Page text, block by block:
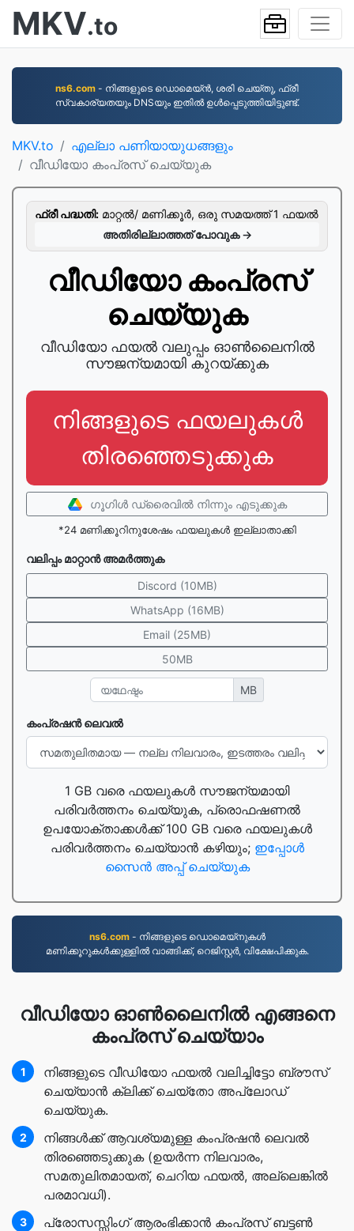
MKV.to
ns6.com - നിങ്ങളുടെ ഡൊമെയ്ൻ, ശരി ചെയ്തു, ഫ്രീ
സ്വകാര്യതയും DNSയും ഇതിൽ ഉൾപ്പെടുത്തിയിട്ടുണ്ട്.
MKV.to
എല്ലാ പണിയായുധങ്ങളും
വീഡിയോ കംപ്രസ് ചെയ്യുക
ഫ്രീ പദ്ധതി: മാറ്റല്‍/ മണിക്കൂര്‍, ഒരു സമയത്ത് 1 ഫയല്‍
അതിരില്ലാത്തത് പോവുക →
വീഡിയോ കംപ്രസ്
ചെയ്യുക
വീഡിയോ ഫയൽ വലുപ്പം ഓൺലൈനിൽ
സൗജന്യമായി കുറയ്ക്കുക
നിങ്ങളുടെ ഫയലുകൾ
തിരഞ്ഞെടുക്കുക
ഗൂഗിള്‍ ഡ്രൈവില്‍ നിന്നും എടുക്കുക
*24 മണിക്കൂറിനുശേഷം ഫയലുകൾ ഇല്ലാതാക്കി
വലിപ്പം മാറ്റാന്‍ അമര്‍ത്തുക
Discord (10MB)
WhatsApp (16MB)
Email (25MB)
50MB
MB
കംപ്രഷൻ ലെവൽ
1 GB വരെ ഫയലുകൾ സൗജന്യമായി
പരിവർത്തനം ചെയ്യുക, പ്രൊഫഷണൽ
ഉപയോക്താക്കൾക്ക് 100 GB വരെ ഫയലുകൾ
പരിവർത്തനം ചെയ്യാൻ കഴിയും; ഇപ്പോൾ
സൈൻ അപ്പ് ചെയ്യുക
ns6.com- നിങ്ങളുടെ ഡൊമെയ്നുകൾ
മണിക്കൂറുകൾക്കുള്ളിൽ വാങ്ങിക്ക്, റെജിസ്റ്റർ, വിക്ഷേപിക്കുക.
വീഡിയോ ഓൺലൈനിൽ എങ്ങനെ
കംപ്രസ് ചെയ്യാം
1
നിങ്ങളുടെ വീഡിയോ ഫയൽ വലിച്ചിട്ടോ ബ്രൗസ്
ചെയ്യാൻ ക്ലിക്ക് ചെയ്തോ അപ്‌ലോഡ്
ചെയ്യുക.
2
നിങ്ങൾക്ക് ആവശ്യമുള്ള കംപ്രഷൻ ലെവൽ
തിരഞ്ഞെടുക്കുക (ഉയർന്ന നിലവാരം,
സമതുലിതമായത്, ചെറിയ ഫയൽ, അല്ലെങ്കിൽ
പരമാവധി).
3
പ്രോസസ്സിംഗ് ആരംഭിക്കാൻ കംപ്രസ് ബട്ടൺ